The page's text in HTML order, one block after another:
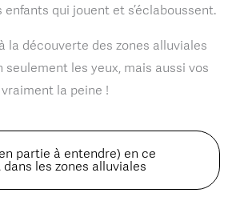
qui jouent et s’éclaboussent.
la découverte des zones alluviales
seulement les yeux, mais aussi vos
la peine !
partie à entendre) en ce
les zones alluviales